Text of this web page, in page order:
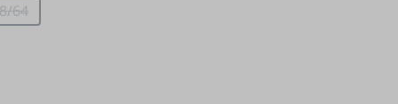
64
(Diese Option ist zurzeit nicht verfügbar.)
Option ist zurzeit nicht verfügbar.)